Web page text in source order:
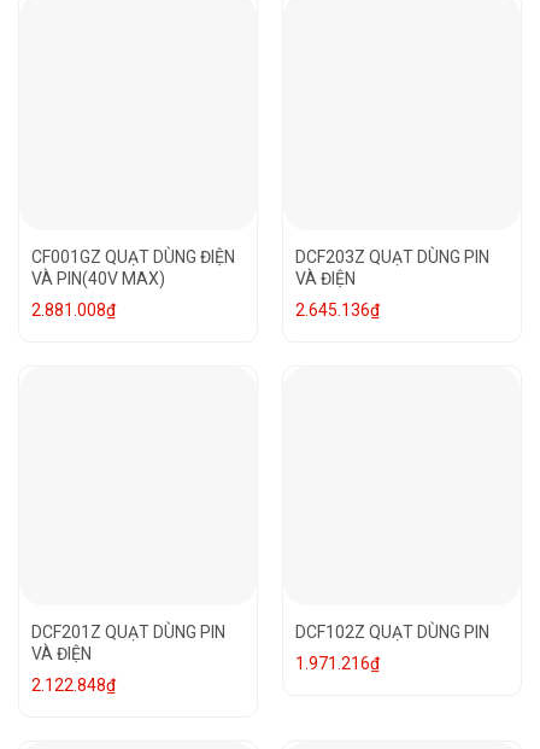
CF001GZ QUẠT DÙNG ĐIỆN
VÀ PIN(40V MAX)
2.881.008₫
DCF203Z QUẠT DÙNG PIN
VÀ ĐIỆN
2.645.136₫
DCF201Z QUẠT DÙNG PIN
VÀ ĐIỆN
2.122.848₫
DCF102Z QUẠT DÙNG PIN
1.971.216₫